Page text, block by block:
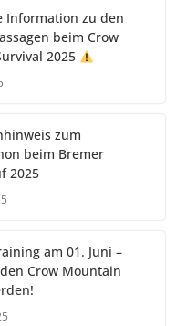
Information zu den
beim Crow
2025
zum
beim Bremer
2025
am 01. Juni –
Crow Mountain